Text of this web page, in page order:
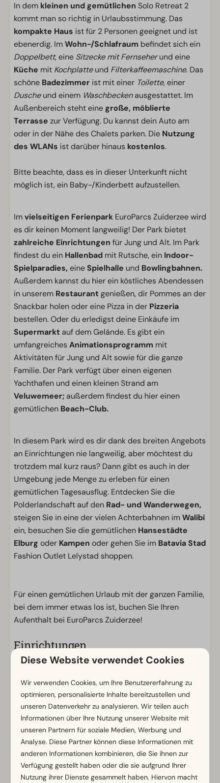
In dem kleinen und gemütlichen Solo Retreat 2
kommt man so richtig in Urlaubsstimmung. Das
kompakte Haus ist für 2 Personen geeignet und ist
ebenerdig. ImWohn-/Schlafraum befindet sich ein
Doppelbett, eine Sitzecke mit Fernseherund eine
Küche mit Kochplatteund Filterkaffeemaschine. Das
schöne Badezimmer ist mit einer Toilette, einer
Duscheund einem Waschbeckenausgestattet. Im
Außenbereich steht eine große, möblierte
Terrasse zur Verfügung. Du kannst dein Auto am
oder in der Nähe des Chalets parken. Die Nutzung
des WLANs ist darüber hinaus kostenlos.
Bitte beachte, dass es in dieser Unterkunft nicht
möglich ist, ein Baby-/Kinderbett aufzustellen.
Imvielseitigen Ferienpark EuroParcs Zuiderzee wird
es dir keinen Moment langweilig! Der Park bietet
zahlreiche Einrichtungen für Jung und Alt. Im Park
findest du ein Hallenbad mit Rutsche, ein Indoor-
Spielparadies, eine Spielhalle und Bowlingbahnen.
Außerdem kannst du hier ein köstliches Abendessen
in unserem Restaurantgenießen, dir Pommes an der
Snackbar holen oder eine Pizza in der Pizzeria
bestellen. Oder du erledigst deine Einkäufe im
Supermarktauf dem Gelände. Es gibt ein
umfangreichesAnimationsprogramm mit
Aktivitäten für Jung und Alt sowie für die ganze
Familie. Der Park verfügt über einen eigenen
Yachthafen und einen kleinen Strand am
Veluwemeer;außerdem findest du hier einen
gemütlichen Beach-Club.
In diesem Park wird es dir dank des breiten Angebots
an Einrichtungen nie langweilig, aber möchtest du
trotzdem mal kurz raus? Dann gibt es auch in der
Umgebung jede Menge zu erleben für einen
gemütlichen Tagesausflug. Entdecken Sie die
Polderlandschaft auf den Rad- und Wanderwegen,
steigen Sie in eine der vielen Achterbahnen imWalibi
ein, besuchen Sie die gemütlichen Hansestädte
Elburg oder Kampen oder gehen Sie im Batavia Stad
Fashion Outlet Lelystad shoppen.
Für einen gemütlichen Urlaub mit der ganzen Familie,
bei dem immer etwas los ist, buchen Sie Ihren
Aufenthalt bei EuroParcs Zuiderzee!
Einrichtungen
Allgemein
Nichtraucher
WLAN (gratis)
Parkmöglichkeit in der Nähe der Ferienunterkunft
Badezimmer
Badezimmer unten: 1
Begehbare Dusche
Dusche
Zeig mehr ↓
Diese Website verwendet Cookies
Wir verwenden Cookies, um Ihre Benutzererfahrung zu
optimieren, personalisierte Inhalte bereitzustellen und
unseren Datenverkehr zu analysieren. Wir teilen auch
Informationen über Ihre Nutzung unserer Website mit
unseren Partnern für soziale Medien, Werbung und
Analyse. Diese Partner können diese Informationen mit
anderen Informationen kombinieren, die Sie ihnen zur
Verfügung gestellt haben oder die sie aufgrund Ihrer
Nutzung ihrer Dienste gesammelt haben. Hiervon macht